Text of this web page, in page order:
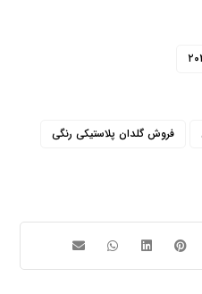
فروش گلدان پلاستیکی رنگی